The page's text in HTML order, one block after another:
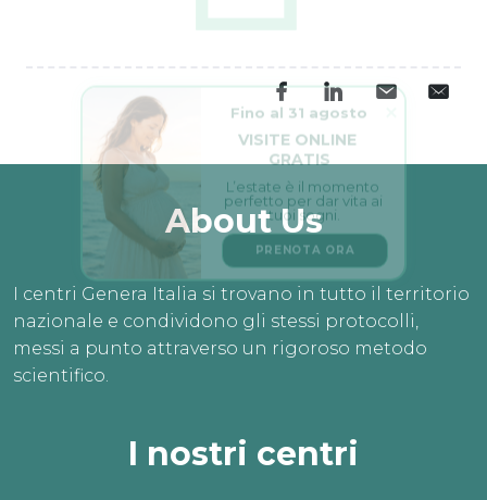
About Us
I centri Genera Italia si trovano in tutto il territorio
nazionale e condividono gli stessi protocolli,
messi a punto attraverso un rigoroso metodo
scientifico.
I nostri centri
GRATIS
perfetto per dar vita ai
tuoi sogni.
Fino al 31 agosto